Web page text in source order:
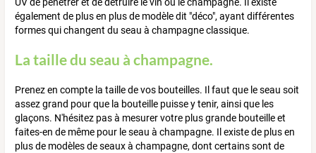
également de plus en plus de modèle dit "déco", ayant différentes
formes qui changent du seau à champagne classique.
La taille du seau à champagne.
Prenez en compte la taille de vos bouteilles. Il faut que le seau soit
assez grand pour que la bouteille puisse y tenir, ainsi que les
glaçons. N'hésitez pas à mesurer votre plus grande bouteille et
faites-en de même pour le seau à champagne. Il existe de plus en
plus de modèles de seaux à champagne, dont certains sont de